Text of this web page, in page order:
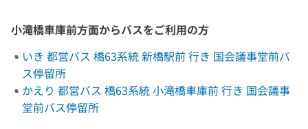
小滝橋車庫前方面からバスをご利用の方
いき 都営バス 橋63系統 新橋駅前 行き 国会議事堂前バ
ス停留所
かえり 都営バス 橋63系統 小滝橋車庫前 行き 国会議事
堂前バス停留所